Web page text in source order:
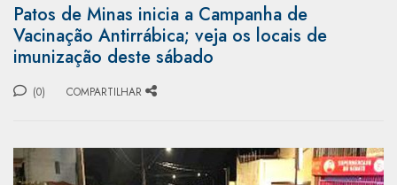
Patos de Minas inicia a Campanha de
Vacinação Antirrábica; veja os locais de
imunização deste sábado
(0) COMPARTILHAR